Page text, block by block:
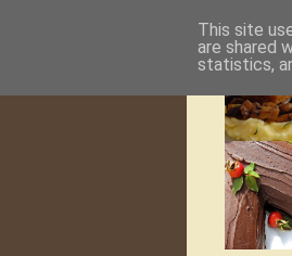
This site
are shared
statistics,